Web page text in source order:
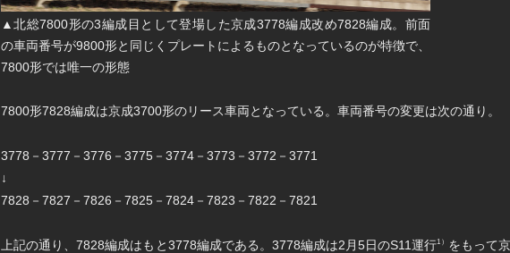
▲北総7800形の3編成目として登場した京成3778編成改め7828編成。前面
の車両番号が9800形と同じくプレートによるものとなっているのが特徴で、
7800形では唯一の形態
7800形7828編成は京成3700形のリース車両となっている。車両番号の変更は次の通り。
3778－3777－3776－3775－3774－3773－3772－3771
↓
7828－7827－7826－7825－7824－7823－7822－7821
上記の通り、7828編成はもと3778編成である。3778編成は2月5日のS11運行1）
をもって